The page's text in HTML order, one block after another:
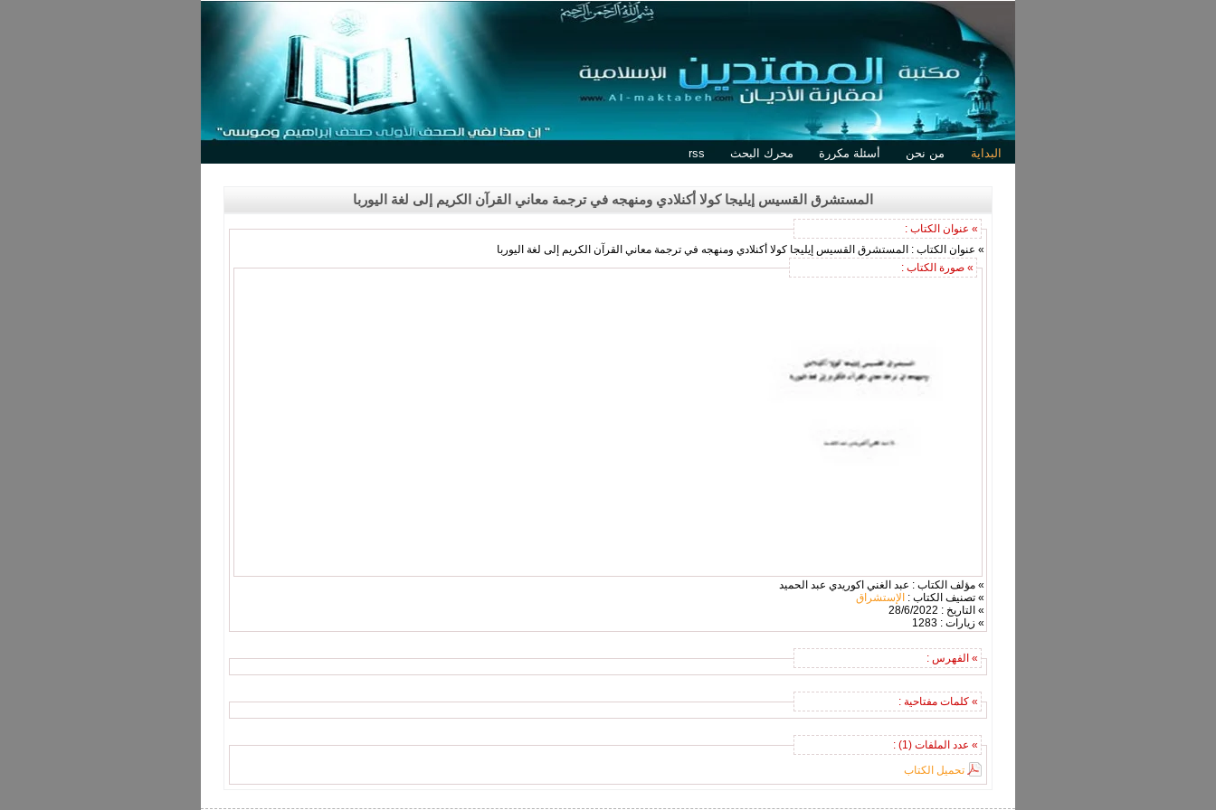
البداية من نحن أسئلة مكررة محرك البحث rss
المستشرق القسيس إيليجا كولا أكنلادي ومنهجه في ترجمة معاني القرآن الكريم إلى لغة اليوربا
» عنوان الكتاب :
» عنوان الكتاب : المستشرق القسيس إيليجا كولا أكنلادي ومنهجه في ترجمة معاني القرآن الكريم إلى لغة اليوربا
» صورة الكتاب :
» مؤلف الكتاب : عبد الغني اكوريدي عبد الحميد
» تصنيف الكتاب : الإستشراق
» التاريخ : 28/6/2022
» زيارات : 1283
» الفهرس :
» كلمات مفتاحية :
» عدد الملفات (1) :
تحميل الكتاب